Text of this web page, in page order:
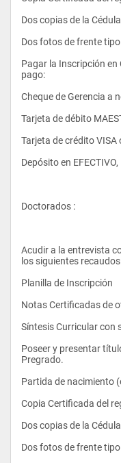
- Matemáticas IV
- Estadística III
- Macroeconomía II
- Economía de
- Econometrita II
- Economía
- Teoría y Política
Dos copias de la
Dos fotos de frente
Pagar la Inscripción
pago:
Cheque de Gerencia a
Tarjeta de débito
Tarjeta de crédito VISA
Depósito en EFECTIVO,
Doctorados :
Acudir a la entrevista
los siguientes
Planilla de Inscripción
Notas Certificadas de
Síntesis Curricular con
Poseer y presentar
Pregrado.
Partida de nacimiento
Copia Certificada del
Dos copias de la
Dos fotos de frente